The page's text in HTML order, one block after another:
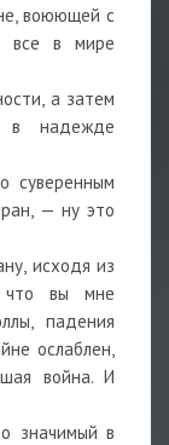
воюющей с
все в мире
а затем
в надежде
суверенным
— ну это
исходя из
вы мне
падения
ослаблен,
война. И
значимый в